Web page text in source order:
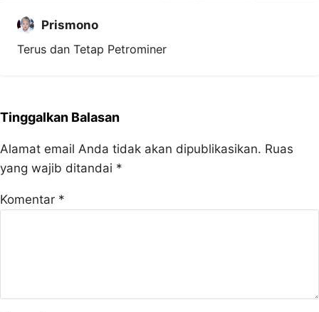
Prismono
Terus dan Tetap Petrominer
Tinggalkan Balasan
Alamat email Anda tidak akan dipublikasikan. Ruas
yang wajib ditandai *
Komentar *